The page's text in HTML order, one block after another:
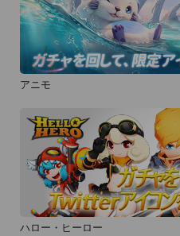
アニモ
ハロー・ヒーロー